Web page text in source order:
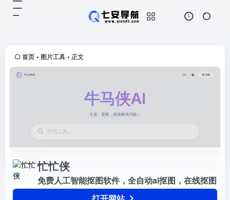
首页 • 图片工具 • 正文
忙忙侠
免费人工智能抠图软件，全自动ai抠图，在线抠图